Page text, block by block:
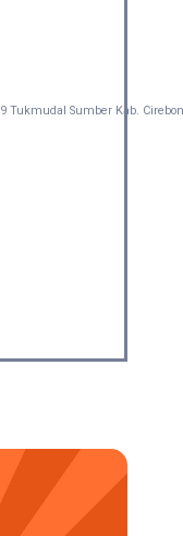
Tukmudal Sumber Kab.